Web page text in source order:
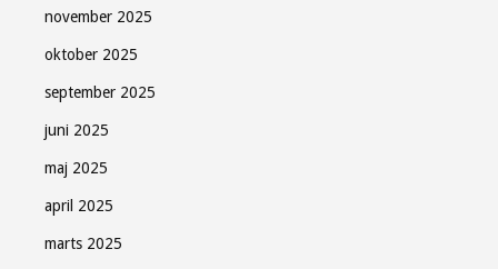
november 2025
oktober 2025
september 2025
juni 2025
maj 2025
april 2025
marts 2025